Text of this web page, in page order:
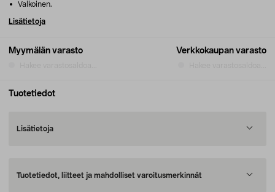
Myymälän varasto Verkkokaupan varasto
Valkoinen.
Lisätietoja
Tuotetiedot
Lisätietoja
Tuotetiedot, liitteet ja mahdolliset varoitusmerkinnät